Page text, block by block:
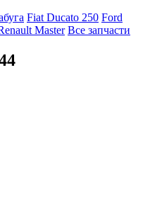
Fiat Ducato 250 Ford
Master Все запчасти